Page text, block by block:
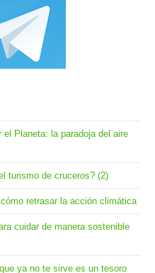
el Planeta: la paradoja del aire
turismo de cruceros? (2)
retrasar la acción climática
cuidar de manera sostenible
ya no te sirve es un tesoro